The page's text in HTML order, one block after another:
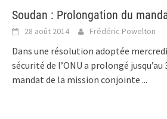
Soudan : Prolongation du
28 août 2014 Frédéric Powelton
Dans une résolution adoptée
sécurité de l’ONU a prolongé jusqu’au
mandat de la mission conjointe ...